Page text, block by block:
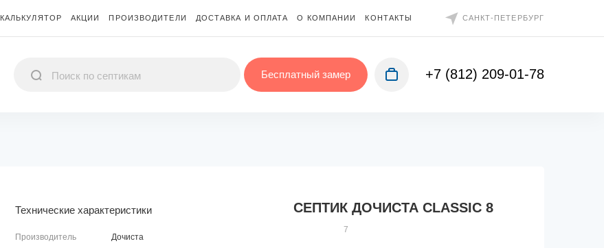
КАЛЬКУЛЯТОР АКЦИИ ПРОИЗВОДИТЕЛИ ДОСТАВКА И ОПЛАТА О КОМПАНИИ КОНТАКТЫ САНКТ-ПЕТЕРБУРГ
Бесплатный замер +7 (812) 209-01-78
Технические характеристики
Производитель Дочиста
СЕПТИК ДОЧИСТА CLASSIC 8
7